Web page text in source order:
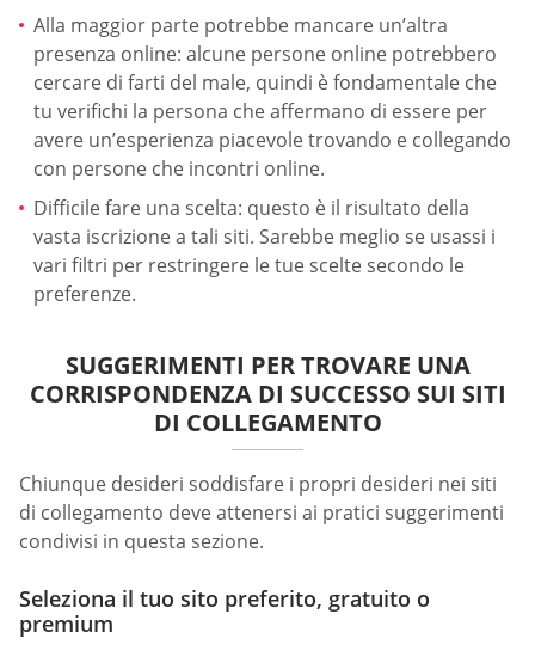
Alla maggior parte potrebbe mancare un’altra
presenza online: alcune persone online potrebbero
cercare di farti del male, quindi è fondamentale che
tu verifichi la persona che affermano di essere per
avere un’esperienza piacevole trovando e collegando
con persone che incontri online.
Difficile fare una scelta: questo è il risultato della
vasta iscrizione a tali siti. Sarebbe meglio se usassi i
vari filtri per restringere le tue scelte secondo le
preferenze.
SUGGERIMENTI PER TROVARE UNA
CORRISPONDENZA DI SUCCESSO SUI SITI
DI COLLEGAMENTO
Chiunque desideri soddisfare i propri desideri nei siti
di collegamento deve attenersi ai pratici suggerimenti
condivisi in questa sezione.
Seleziona il tuo sito preferito, gratuito o
premium